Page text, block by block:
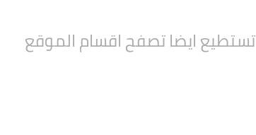
تستطيع ايضا تصفح اقسام الموقع